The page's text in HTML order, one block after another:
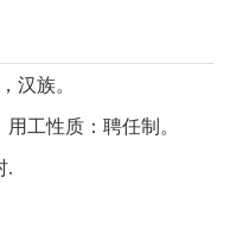
汉族。
工性质：聘任制。
.